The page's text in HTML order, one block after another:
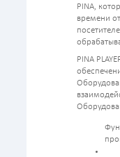
PINA,
времени
PINA